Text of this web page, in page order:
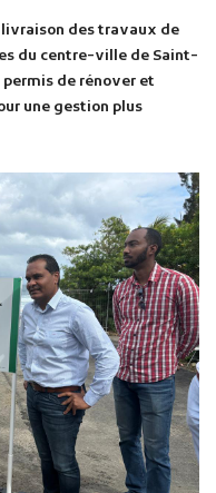
livraison des travaux de
du centre-ville de Saint-
permis de rénover et
une gestion plus